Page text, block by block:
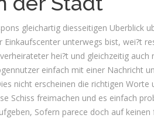
gleichartig diesseitigen Uberblick
Einkaufscenter unterwegs bist, wei?t
hei?t und gleichzeitig
einfach mit einer Nachricht
nicht erscheinen die richtigen
Schiss freimachen und es einfach
Sofern parece doch auf